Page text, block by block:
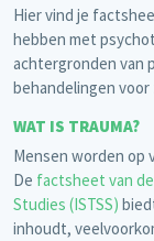
Hier vind je
hebben met
achtergronden van
behandelingen
WAT IS TRAUMA?
Mensen worden op
De factsheet van
Studies (ISTSS)
inhoudt,